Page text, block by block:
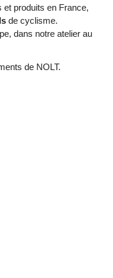
et produits en France,
de cyclisme.
dans notre atelier au
de NOLT.